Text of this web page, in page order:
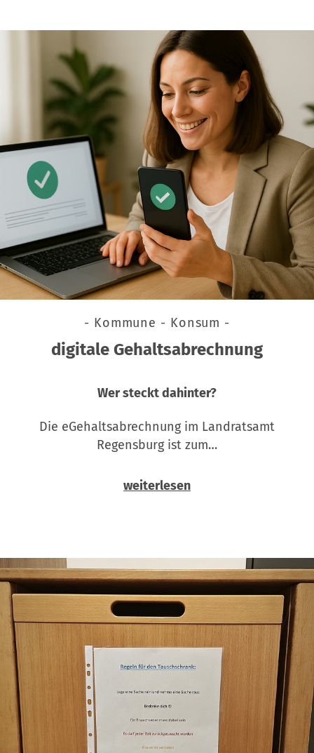
- Kommune - Konsum -
digitale Gehaltsabrechnung
Wer steckt dahinter?
Die eGehaltsabrechnung im Landratsamt
Regensburg ist zum…
weiterlesen